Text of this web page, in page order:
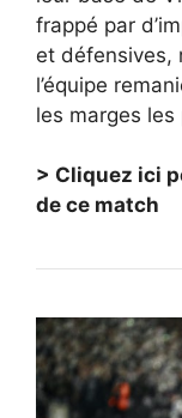
frappé par
et défensives,
l’équipe
les marges
> Cliquez ici
de ce match